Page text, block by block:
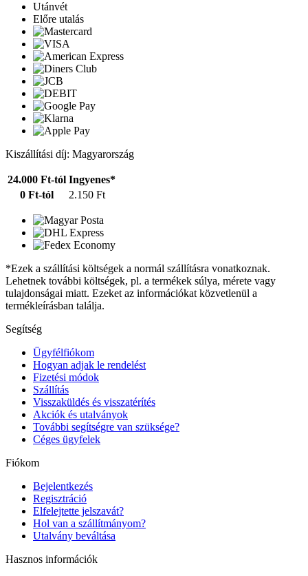
Utánvét
Előre utalás
Kiszállítási díj: Magyarország
24.000 Ft-tól Ingyenes*
0 Ft-tól
2.150 Ft
*Ezek a szállítási költségek a normál szállításra vonatkoznak.
Lehetnek további költségek, pl. a termékek súlya, mérete vagy
tulajdonságai miatt. Ezeket az információkat közvetlenül a
termékleírásban találja.
Segítség
Ügyfélfiókom
Hogyan adjak le rendelést
Fizetési módok
Szállítás
Visszaküldés és visszatérítés
Akciók és utalványok
További segítségre van szüksége?
Céges ügyfelek
Fiókom
Bejelentkezés
Regisztráció
Elfelejtette jelszavát?
Hol van a szállítmányom?
Utalvány beváltása
Hasznos információk